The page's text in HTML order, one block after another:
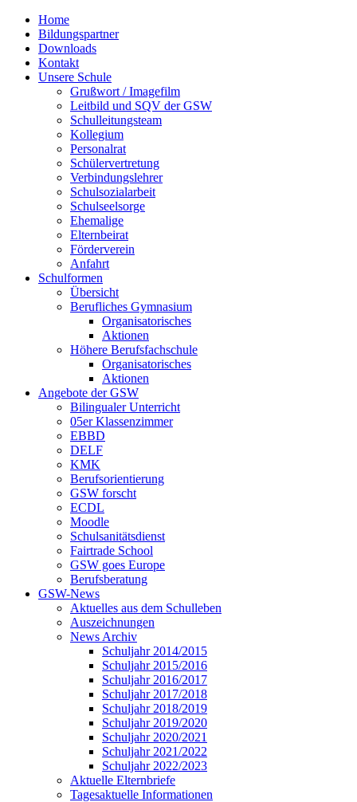
Home
Bildungspartner
Downloads
Kontakt
Unsere Schule
Grußwort / Imagefilm
Leitbild und SQV der GSW
Schulleitungsteam
Kollegium
Personalrat
Schülervertretung
Verbindungslehrer
Schulsozialarbeit
Schulseelsorge
Ehemalige
Elternbeirat
Förderverein
Anfahrt
Schulformen
Übersicht
Berufliches Gymnasium
Organisatorisches
Aktionen
Höhere Berufsfachschule
Organisatorisches
Aktionen
Angebote der GSW
Bilingualer Unterricht
05er Klassenzimmer
EBBD
DELF
KMK
Berufsorientierung
GSW forscht
ECDL
Moodle
Schulsanitätsdienst
Fairtrade School
GSW goes Europe
Berufsberatung
GSW-News
Aktuelles aus dem Schulleben
Auszeichnungen
News Archiv
Schuljahr 2014/2015
Schuljahr 2015/2016
Schuljahr 2016/2017
Schuljahr 2017/2018
Schuljahr 2018/2019
Schuljahr 2019/2020
Schuljahr 2020/2021
Schuljahr 2021/2022
Schuljahr 2022/2023
Aktuelle Elternbriefe
Tagesaktuelle Informationen